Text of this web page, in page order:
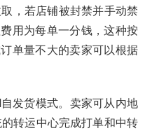
，若店铺被封禁并手动禁
用为每单一分钱，这种按
单量不大的卖家可以根据
发货模式。卖家可从内地
转运中心完成打单和中转